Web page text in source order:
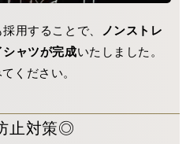
用することで、
ノンストレ
ャツが完成いたしました。
ください。
止対策◎